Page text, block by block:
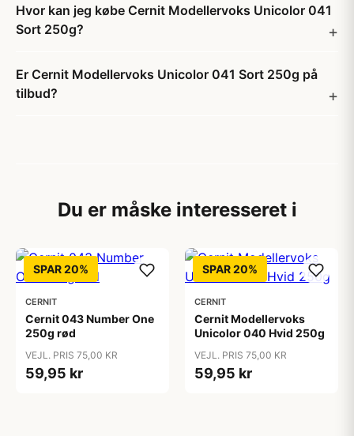
Hvor kan jeg købe Cernit Modellervoks Unicolor 041
Sort 250g?
Er Cernit Modellervoks Unicolor 041 Sort 250g på
tilbud?
Du er måske interesseret i
SPAR 20%
CERNIT
Cernit 043 Number One
250g rød
VEJL. PRIS 75,00 KR
59,95 kr
SPAR 20%
CERNIT
Cernit Modellervoks
Unicolor 040 Hvid 250g
VEJL. PRIS 75,00 KR
59,95 kr